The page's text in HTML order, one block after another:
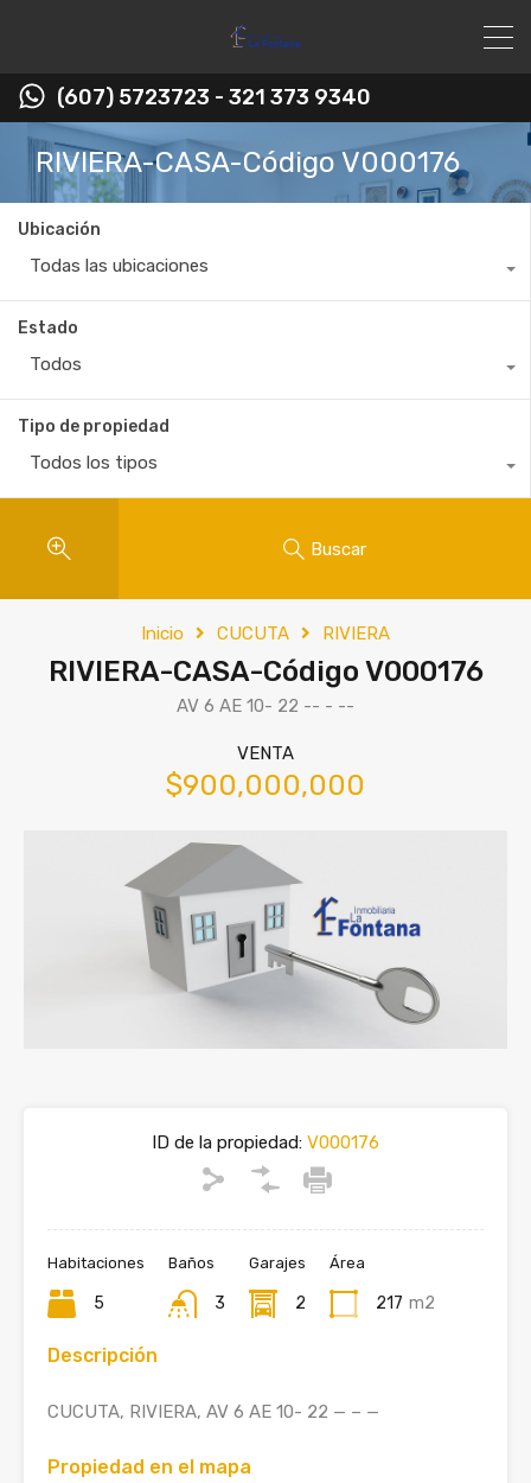
(607) 5723723 - 321 373 9340
RIVIERA-CASA-Código V000176
Ubicación
Todas las ubicaciones
Estado
Todos
Tipo de propiedad
Todos los tipos
Buscar
Inicio CUCUTA RIVIERA
RIVIERA-CASA-Código V000176
AV 6 AE 10- 22 -- - --
VENTA
$900,000,000
ID de la propiedad: V000176
Habitaciones
5
Baños
3
Garajes
2
Área
217 m2
Descripción
CUCUTA, RIVIERA, AV 6 AE 10- 22 — – —
Propiedad en el mapa